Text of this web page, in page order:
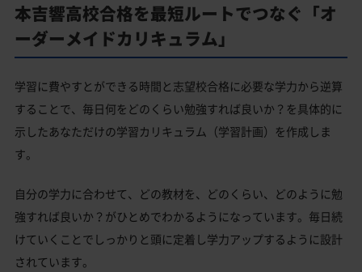
本吉響高校合格を最短ルートでつなぐ「オ
ーダーメイドカリキュラム」
学習に費やすとができる時間と志望校合格に必要な学力から逆算
することで、毎日何をどのくらい勉強すれば良いか？を具体的に
示したあなただけの学習カリキュラム（学習計画）を作成しま
す。
自分の学力に合わせて、どの教材を、どのくらい、どのように勉
強すれば良いか？がひとめでわかるようになっています。毎日続
けていくことでしっかりと頭に定着し学力アップするように設計
されています。